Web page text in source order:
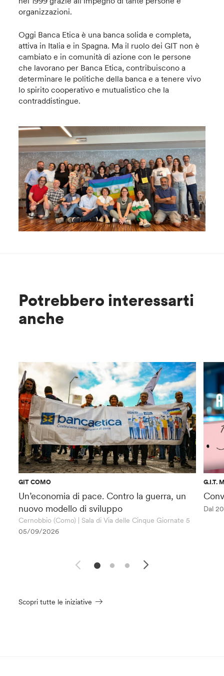
organizzazioni.
Oggi Banca Etica è una banca solida e completa,
attiva in Italia e in Spagna. Ma il ruolo dei GIT non è
cambiato e in comunità di azione con le persone
che lavorano per Banca Etica, contribuiscono a
determinare le politiche della banca e a tenere vivo
lo spirito cooperativo e mutualistico che la
contraddistingue.
Potrebbero interessarti
anche
GIT COMO
Un’economia di pace. Contro la guerra, un
nuovo modello di sviluppo
Cernobbio (Como) | Sala di Via delle Cinque Giornate 5
05/09/2026
G.I.T.
Dal
Scopri tutte le iniziative